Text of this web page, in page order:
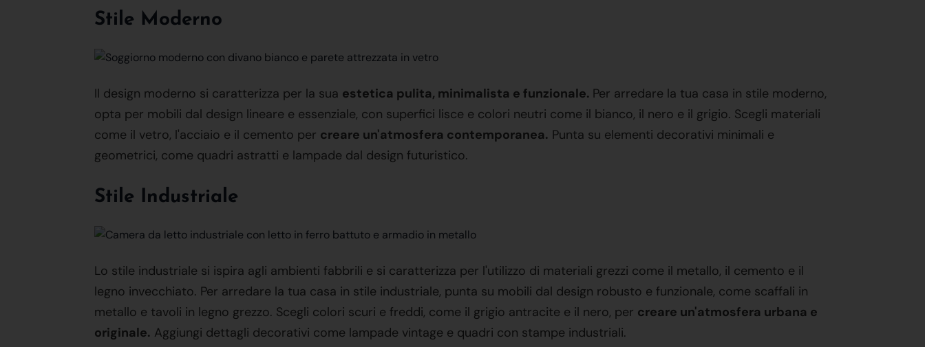
Stile Moderno
Il design moderno si caratterizza per la sua estetica pulita, minimalista e funzionale. Per arredare la tua casa in stile moderno,
opta per mobili dal design lineare e essenziale, con superfici lisce e colori neutri come il bianco, il nero e il grigio. Scegli materiali
come il vetro, l'acciaio e il cemento per creare un'atmosfera contemporanea. Punta su elementi decorativi minimali e
geometrici, come quadri astratti e lampade dal design futuristico.
Stile Industriale
Lo stile industriale si ispira agli ambienti fabbrili e si caratterizza per l'utilizzo di materiali grezzi come il metallo, il cemento e il
legno invecchiato. Per arredare la tua casa in stile industriale, punta su mobili dal design robusto e funzionale, come scaffali in
metallo e tavoli in legno grezzo. Scegli colori scuri e freddi, come il grigio antracite e il nero, per creare un'atmosfera urbana e
originale. Aggiungi dettagli decorativi come lampade vintage e quadri con stampe industriali.